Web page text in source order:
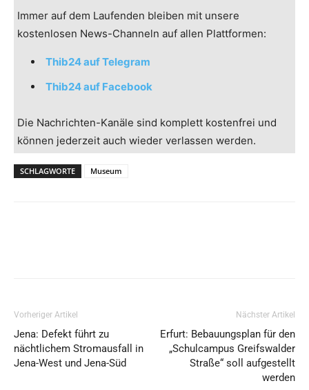
Immer auf dem Laufenden bleiben mit unsere
kostenlosen News-Channeln auf allen Plattformen:
Thib24 auf Telegram
Thib24 auf Facebook
Die Nachrichten-Kanäle sind komplett kostenfrei und
können jederzeit auch wieder verlassen werden.
SCHLAGWORTE Museum
Vorheriger Artikel
Jena: Defekt führt zu
nächtlichem Stromausfall in
Jena-West und Jena-Süd
Nächster Artikel
Erfurt: Bebauungsplan für den
„Schulcampus Greifswalder
Straße“ soll aufgestellt
werden